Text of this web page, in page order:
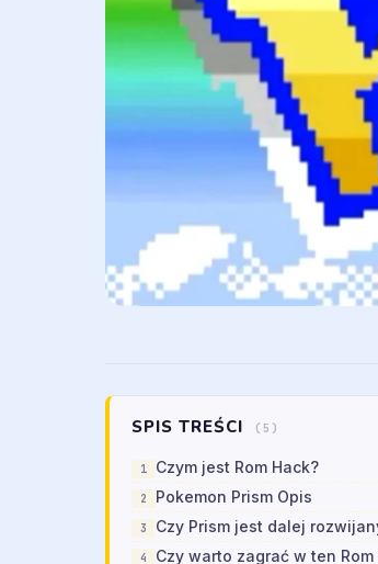
SPIS TREŚCI (5)
Czym jest Rom Hack?
Pokemon Prism Opis
Czy Prism jest dalej
Czy warto zagrać w ten Rom